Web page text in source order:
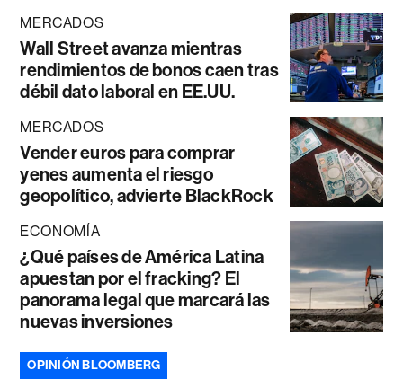
MERCADOS
Wall Street avanza mientras
rendimientos de bonos caen tras
débil dato laboral en EE.UU.
MERCADOS
Vender euros para comprar
yenes aumenta el riesgo
geopolítico, advierte BlackRock
ECONOMÍA
¿Qué países de América Latina
apuestan por el fracking? El
panorama legal que marcará las
nuevas inversiones
OPINIÓN BLOOMBERG